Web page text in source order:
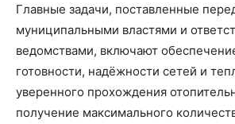
Главные задачи, поставленные
муниципальными властями и
ведомствами, включают
готовности, надёжности сетей и
уверенного прохождения
получение максимального